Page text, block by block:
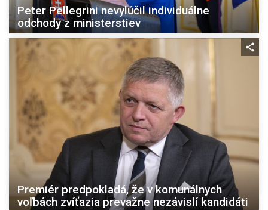
Peter Pellegrini nevylúčil individuálne
odchody z ministerstiev
Premiér predpokladá, že v komunálnych
voľbách zvíťazia prevažne nezávislí kandidáti